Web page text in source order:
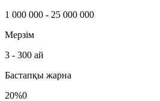
1 000 000 - 25 000 000
Мерзім
3 - 300 ай
Бастапқы жарна
20%0